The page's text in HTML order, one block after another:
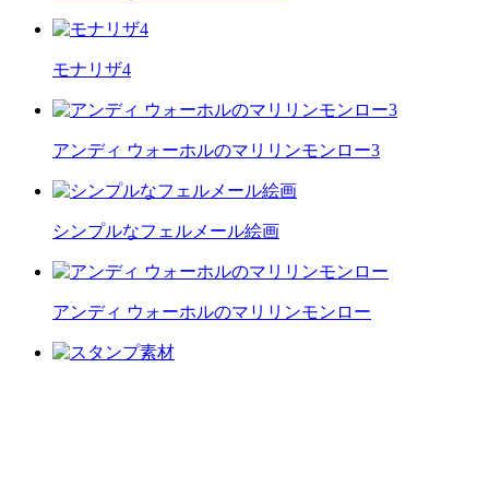
モナリザ4
アンディ ウォーホルのマリリンモンロー3
シンプルなフェルメール絵画
アンディ ウォーホルのマリリンモンロー